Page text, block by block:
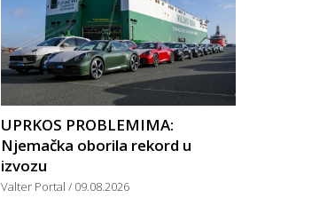
UPRKOS PROBLEMIMA:
Njemačka oborila rekord u
izvozu
Valter Portal 09.08.2026